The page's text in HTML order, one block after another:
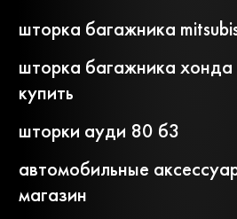
шторка багажника
шторка багажника
купить
шторки ауди 80 б3
автомобильные
магазин